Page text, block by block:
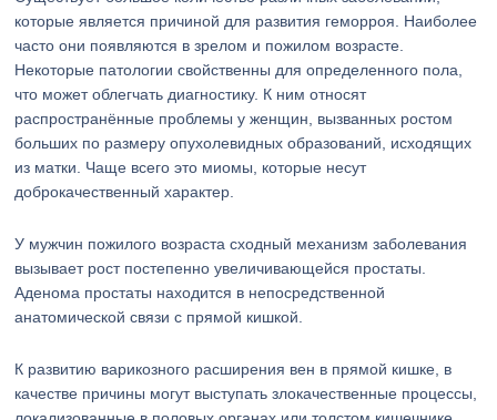
которые является причиной для развития геморроя. Наиболее
часто они появляются в зрелом и пожилом возрасте.
Некоторые патологии свойственны для определенного пола,
что может облегчать диагностику. К ним относят
распространённые проблемы у женщин, вызванных ростом
больших по размеру опухолевидных образований, исходящих
из матки. Чаще всего это миомы, которые несут
доброкачественный характер.
У мужчин пожилого возраста сходный механизм заболевания
вызывает рост постепенно увеличивающейся простаты.
Аденома простаты находится в непосредственной
анатомической связи с прямой кишкой.
К развитию варикозного расширения вен в прямой кишке, в
качестве причины могут выступать злокачественные процессы,